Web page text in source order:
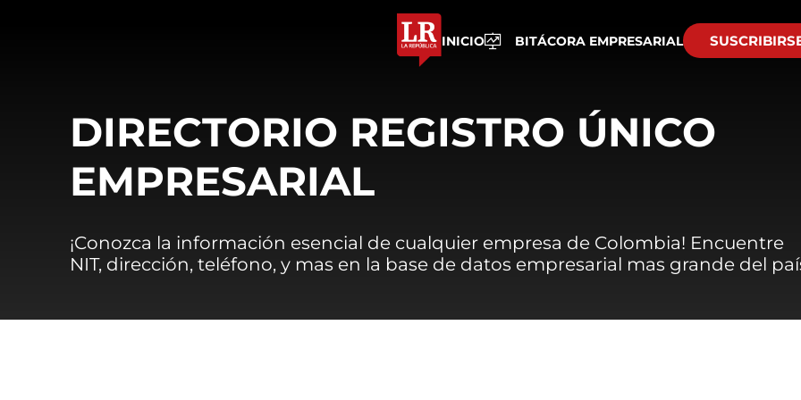
INICIO BITÁCORA EMPRESARIAL
DIRECTORIO REGISTRO ÚNICO
EMPRESARIAL
¡Conozca la información esencial de cualquier empresa de Colombia! Encuentre
NIT, dirección, teléfono, y mas en la base de datos empresarial mas grande del